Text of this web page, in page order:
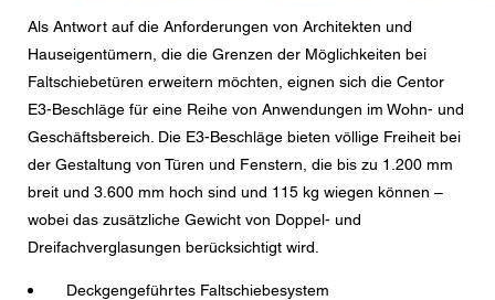
Als Antwort auf die Anforderungen von Architekten und
Hauseigentümern, die die Grenzen der Möglichkeiten bei
Faltschiebetüren erweitern möchten, eignen sich die Centor
E3-Beschläge für eine Reihe von Anwendungen im Wohn- und
Geschäftsbereich. Die E3-Beschläge bieten völlige Freiheit bei
der Gestaltung von Türen und Fenstern, die bis zu 1.200 mm
breit und 3.600 mm hoch sind und 115 kg wiegen können –
wobei das zusätzliche Gewicht von Doppel- und
Dreifachverglasungen berücksichtigt wird.
Deckgengeführtes Faltschiebesystem
Sie sind
Nachricht
CAPTCHA